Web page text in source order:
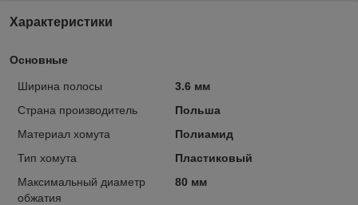
Характеристики
Основные
Ширина полосы
3.6 мм
Страна производитель
Польша
Материал хомута
Полиамид
Тип хомута
Пластиковый
Максимальный диаметр
обжатия
80 мм